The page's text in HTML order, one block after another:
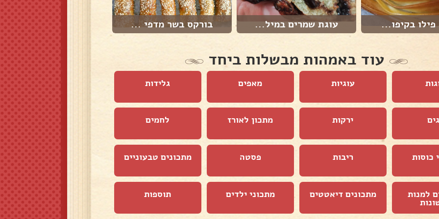
בקיפו... עוגת שמרים במיל... בורקס בשר מדפי ...
עוד באמהות מבשלות ביחד
עוגיות מאפים גלידות
ירקות מתכון לאורז לחמים
כוסות ריבות פסטה מתכונים טבעוניים
למנות מתכונים דיאטטים מתכוני ילדים תוספות